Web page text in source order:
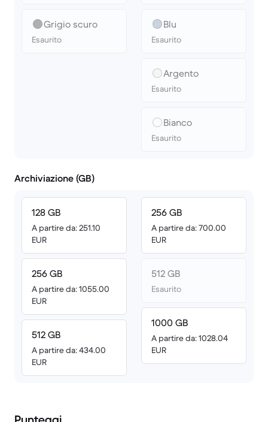
Grigio scuro
Esaurito
Blu
Esaurito
Argento
Esaurito
Bianco
Esaurito
Archiviazione (GB)
128 GB
A partire da: 251.10
EUR
256 GB
A partire da: 1055.00
EUR
512 GB
A partire da: 434.00
EUR
256 GB
A partire da: 700.00
EUR
512 GB
Esaurito
1000 GB
A partire da: 1028.04
EUR